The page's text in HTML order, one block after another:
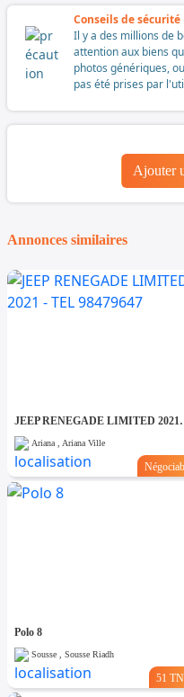
Conseils de sécurité
Il y a des millions de
attention aux biens
photos génériques,
pas été prises par
Ajouter
Annonces similaires
JEEP
Ariana , Ariana Ville
Polo 8
Sousse , Sousse Riadh
51